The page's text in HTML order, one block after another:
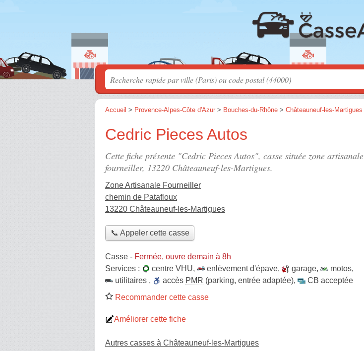
Accueil > Provence-Alpes-Côte d'Azur > Bouches-du-Rhône > Châteauneuf-les-Martigues
Cedric Pieces Autos
Cette fiche présente "Cedric Pieces Autos", casse située zone artisanale
fourneiller, 13220 Châteauneuf-les-Martigues.
Zone Artisanale Fourneiller
chemin de Patafloux
13220 Châteauneuf-les-Martigues
📞 Appeler cette casse
Casse - Fermée, ouvre demain à 8h
Services :
centre VHU, enlèvement d'épave, garage, motos,
utilitaires , accès PMR (parking, entrée adaptée),
CB acceptée
Recommander cette casse
Améliorer cette fiche
Autres casses à Châteauneuf-les-Martigues